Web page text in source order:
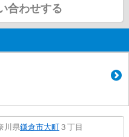
合わせする
川県鎌倉市大町 ３丁目